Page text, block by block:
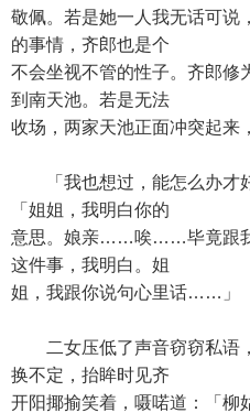
敬佩。若是她一人我无话可说
的事情，齐郎也是个
不会坐视不管的性子。齐郎修
到南天池。若是无法
收场，两家天池正面冲突起来
「我也想过，能怎么办才好
「姐姐，我明白你的
意思。娘亲……唉……毕竟跟
这件事，我明白。姐
姐，我跟你说句心里话……」
二女压低了声音窃窃私语
换不定，抬眸时见齐
开阳揶揄笑着，嗫喏道：「柳